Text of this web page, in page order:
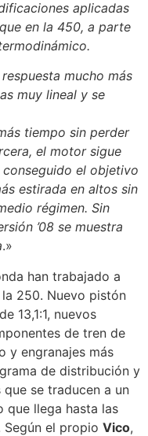
aplicadas
en la 450, a parte
mucho más
muy lineal y se
tiempo sin perder
el motor sigue
el objetivo
estirada en altos sin
régimen. Sin
’08 se muestra
.»
han trabajado a
250. Nuevo pistón
13,1:1, nuevos
de tren de
y engranajes más
de distribución y
se traducen a un
que llega hasta las
el propio Vico,